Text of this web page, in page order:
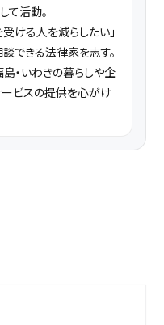
て活動。
ける人を減らしたい」
できる法律家を志す。
・いわきの暮らしや企
ビスの提供を心がけ